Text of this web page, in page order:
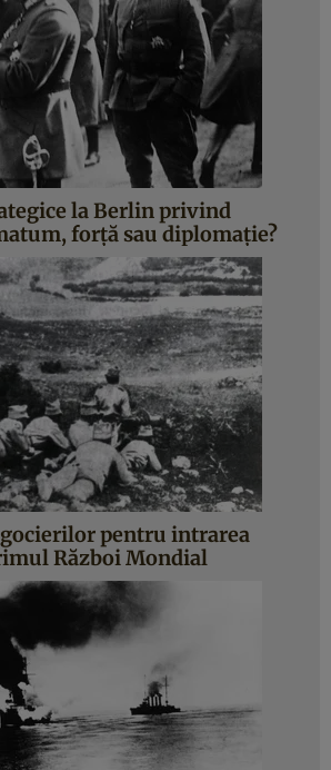
la Berlin privind
forță sau diplomație?
pentru intrarea
Război Mondial